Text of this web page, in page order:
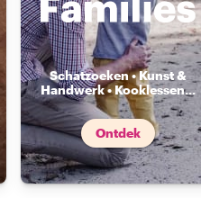
Schatzoeken • Kunst &
Handwerk • Kooklessen...
Ontdek